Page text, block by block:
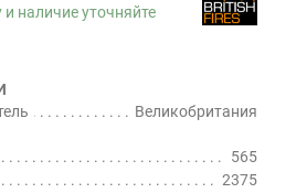
и наличие уточняйте
Великобритания
565
2375